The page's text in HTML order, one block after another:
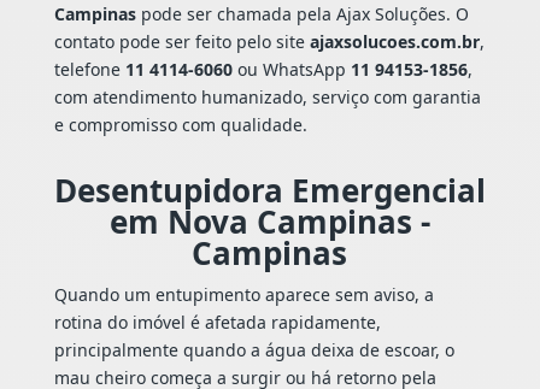
Campinaspode ser chamada pela Ajax Soluções. O
contato pode ser feito pelo site ajaxsolucoes.com.br,
telefone 11 4114-6060ou WhatsApp 11 94153-1856,
com atendimento humanizado, serviço com garantia
e compromisso com qualidade.
Desentupidora Emergencial
em Nova Campinas -
Campinas
Quando um entupimento aparece sem aviso, a
rotina do imóvel é afetada rapidamente,
principalmente quando a água deixa de escoar, o
mau cheiro começa a surgir ou há retorno pela